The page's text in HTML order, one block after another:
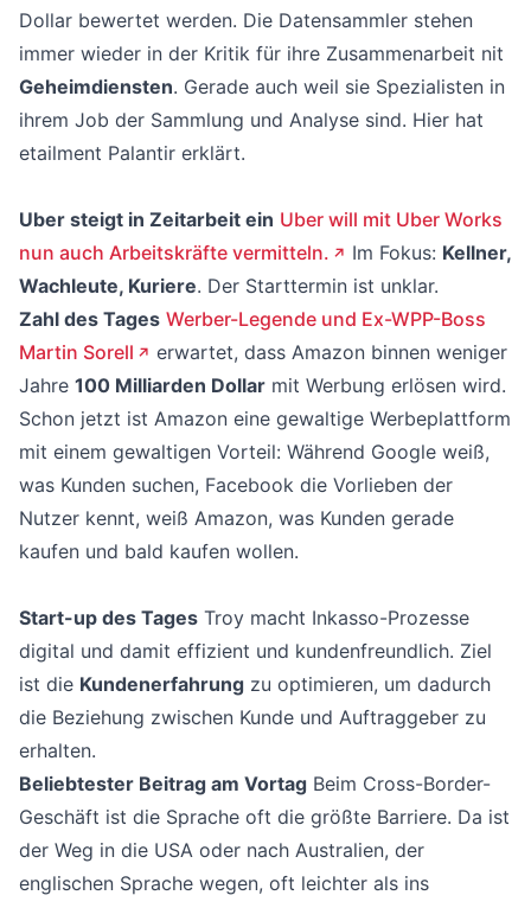
Dollar bewertet werden. Die Datensammler stehen
immer wieder in der Kritik für ihre Zusammenarbeit nit
Geheimdiensten. Gerade auch weil sie Spezialisten in
ihrem Job der Sammlung und Analyse sind. Hier hat
etailment Palantir erklärt.
Uber steigt in Zeitarbeit ein Uber will mit Uber Works
nun auch Arbeitskräfte vermitteln.
Im Fokus: Kellner,
Wachleute, Kuriere. Der Starttermin ist unklar.
Zahl des Tages Werber-Legende und Ex-WPP-Boss
Martin Sorell
erwartet, dass Amazon binnen weniger
Jahre 100 Milliarden Dollar mit Werbung erlösen wird.
Schon jetzt ist Amazon eine gewaltige Werbeplattform
mit einem gewaltigen Vorteil: Während Google weiß,
was Kunden suchen, Facebook die Vorlieben der
Nutzer kennt, weiß Amazon, was Kunden gerade
kaufen und bald kaufen wollen.
Start-up des Tages Troy macht Inkasso-Prozesse
digital und damit effizient und kundenfreundlich. Ziel
ist die Kundenerfahrung zu optimieren, um dadurch
die Beziehung zwischen Kunde und Auftraggeber zu
erhalten.
Beliebtester Beitrag am Vortag Beim Cross-Border-
Geschäft ist die Sprache oft die größte Barriere. Da ist
der Weg in die USA oder nach Australien, der
englischen Sprache wegen, oft leichter als ins